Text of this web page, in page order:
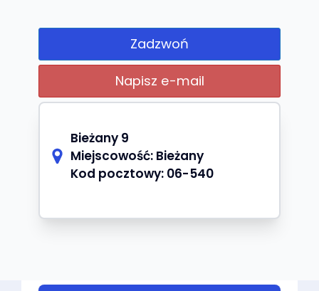
Zadzwoń
Napisz e-mail
Bieżany 9
Miejscowość: Bieżany
Kod pocztowy: 06-540